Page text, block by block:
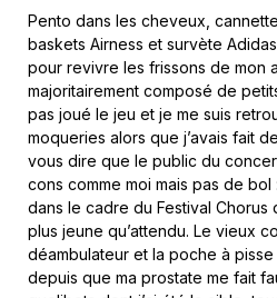
Pento dans les cheveux,
baskets Airness et survète
pour revivre les frissons de mon
majoritairement composé de
pas joué le jeu et je me suis
moqueries alors que j’avais fait
vous dire que le public du
cons comme moi mais pas de bol
dans le cadre du Festival Chorus
plus jeune qu’attendu. Le vieux
déambulateur et la poche à
depuis que ma prostate me fait